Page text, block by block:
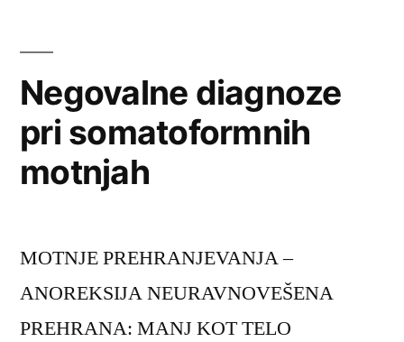
Negovalne diagnoze
pri somatoformnih
motnjah
MOTNJE PREHRANJEVANJA –
ANOREKSIJA NEURAVNOVEŠENA
PREHRANA: MANJ KOT TELO